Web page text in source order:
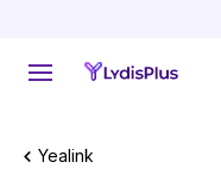
Yealink